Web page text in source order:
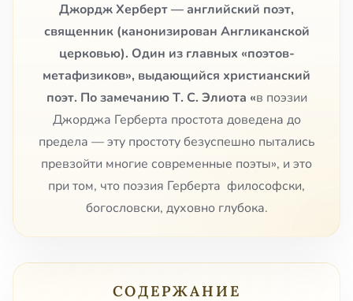
Джордж Херберт — английский поэт,
священник (канонизирован Англиканской
церковью). Один из главных «поэтов-
метафизиков», выдающийся христианский
поэт. По замечанию Т. С. Элиота «в поэзии
Джорджа Герберта простота доведена до
предела — эту простоту безуспешно пытались
превзойти многие современные поэты», и это
при том, что поэзия Герберта философски,
богословски, духовно глубока.
СОДЕРЖАНИЕ